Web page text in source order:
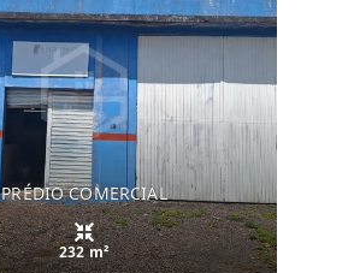
PRÉDIO COMERCIAL
232 m²